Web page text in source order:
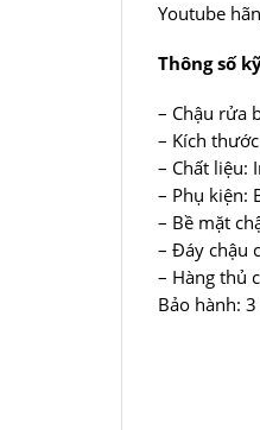
Youtube
Thông số
– Chậu rửa
– Kích
– Chất liệu:
– Phụ kiện:
– Bề mặt
– Đáy chậu
– Hàng thủ
Bảo hành: